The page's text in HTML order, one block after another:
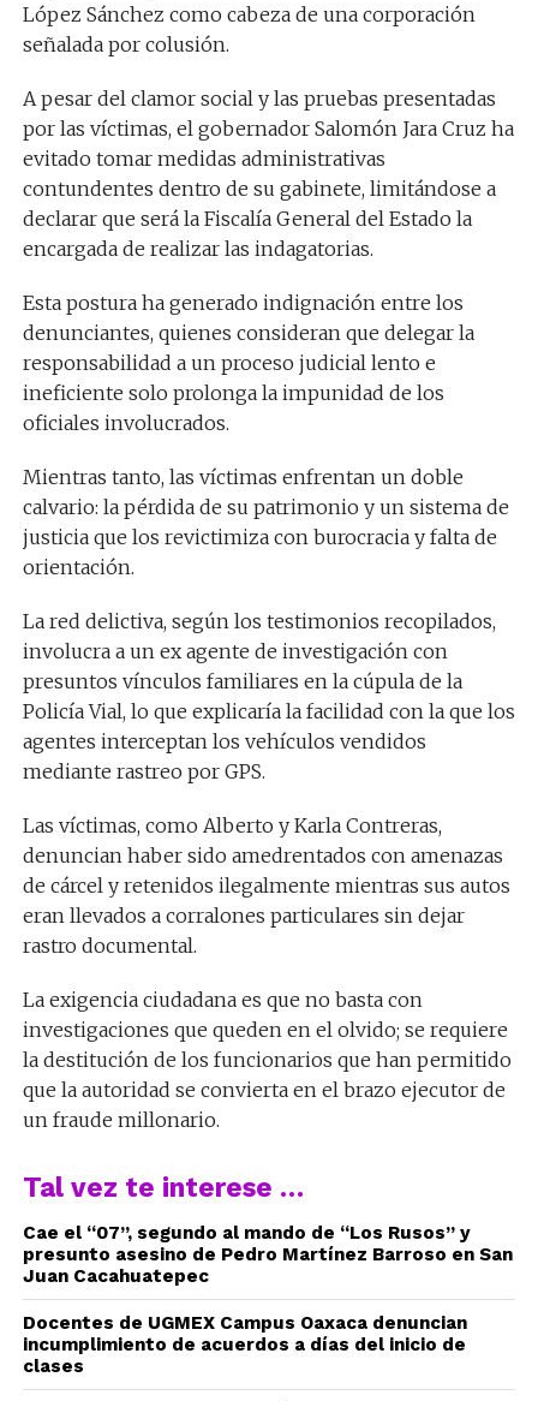
López Sánchez como cabeza de una corporación
señalada por colusión.
A pesar del clamor social y las pruebas presentadas
por las víctimas, el gobernador Salomón Jara Cruz ha
evitado tomar medidas administrativas
contundentes dentro de su gabinete, limitándose a
declarar que será la Fiscalía General del Estado la
encargada de realizar las indagatorias.
Esta postura ha generado indignación entre los
denunciantes, quienes consideran que delegar la
responsabilidad a un proceso judicial lento e
ineficiente solo prolonga la impunidad de los
oficiales involucrados.
Mientras tanto, las víctimas enfrentan un doble
calvario: la pérdida de su patrimonio y un sistema de
justicia que los revictimiza con burocracia y falta de
orientación.
La red delictiva, según los testimonios recopilados,
involucra a un ex agente de investigación con
presuntos vínculos familiares en la cúpula de la
Policía Vial, lo que explicaría la facilidad con la que los
agentes interceptan los vehículos vendidos
mediante rastreo por GPS.
Las víctimas, como Alberto y Karla Contreras,
denuncian haber sido amedrentados con amenazas
de cárcel y retenidos ilegalmente mientras sus autos
eran llevados a corralones particulares sin dejar
rastro documental.
La exigencia ciudadana es que no basta con
investigaciones que queden en el olvido; se requiere
la destitución de los funcionarios que han permitido
que la autoridad se convierta en el brazo ejecutor de
un fraude millonario.
Tal vez te interese …
Cae el “07”, segundo al mando de “Los Rusos” y
presunto asesino de Pedro Martínez Barroso en San
Juan Cacahuatepec
Docentes de UGMEX Campus Oaxaca denuncian
incumplimiento de acuerdos a días del inicio de
clases